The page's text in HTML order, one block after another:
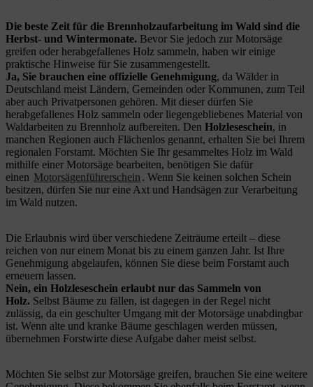
Die beste Zeit für die Brennholzaufarbeitung im Wald sind die
Herbst- und Wintermonate. Bevor Sie jedoch zur Motorsäge
greifen oder herabgefallenes Holz sammeln, haben wir einige
praktische Hinweise für Sie zusammengestellt.
Ja, Sie brauchen eine offizielle Genehmigung, da Wälder in
Deutschland meist Ländern, Gemeinden oder Kommunen, zum Teil
aber auch Privatpersonen gehören. Mit dieser dürfen Sie
herabgefallenes Holz sammeln oder liegengebliebenes Material von
Waldarbeiten zu Brennholz aufbereiten. Den Holzleseschein, in
manchen Regionen auch Flächenlos genannt, erhalten Sie bei Ihrem
regionalen Forstamt. Möchten Sie Ihr gesammeltes Holz im Wald
mithilfe einer Motorsäge bearbeiten, benötigen Sie dafür
einen Motorsägenführerschein . Wenn Sie keinen solchen Schein
besitzen, dürfen Sie nur eine Axt und Handsägen zur Verarbeitung
im Wald nutzen.
Die Erlaubnis wird über verschiedene Zeiträume erteilt – diese
reichen von nur einem Monat bis zu einem ganzen Jahr. Ist Ihre
Genehmigung abgelaufen, können Sie diese beim Forstamt auch
erneuern lassen.
Nein, ein Holzleseschein erlaubt nur das Sammeln von
Holz. Selbst Bäume zu fällen, ist dagegen in der Regel nicht
zulässig, da ein geschulter Umgang mit der Motorsäge unabdingbar
ist. Wenn alte und kranke Bäume geschlagen werden müssen,
übernehmen Forstwirte diese Aufgabe daher meist selbst.
Möchten Sie selbst zur Motorsäge greifen, brauchen Sie eine weitere